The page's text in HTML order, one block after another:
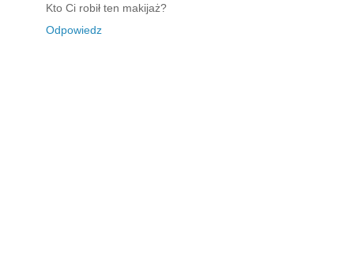
Kto Ci robił ten makijaż?
Odpowiedz